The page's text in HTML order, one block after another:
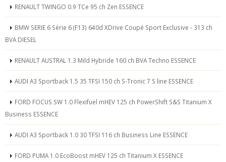
RENAULT TWINGO 0.9 TCe 95 ch Zen ESSENCE
BMW SERIE 6 Série 6 (F13) 640d XDrive Coupé Sport Exclusive - 313 ch
BVA DIESEL
RENAULT AUSTRAL 1.3 Mild Hybride 160 ch BVA Techno ESSENCE
AUDI A3 Sportback 1.5 35 TFSI 150 ch S-Tronic 7 S line ESSENCE
FORD FOCUS SW 1.0 Flexifuel mHEV 125 ch PowerShift S&S Titanium X
Business ESSENCE
AUDI A3 Sportback 1.0 30 TFSI 116 ch Business Line ESSENCE
FORD PUMA 1.0 EcoBoost mHEV 125 ch Titanium X ESSENCE